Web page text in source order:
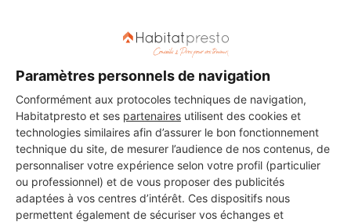
Paramètres personnels de navigation
Conformément aux protocoles techniques de navigation,
Habitatpresto et ses partenaires utilisent des cookies et
technologies similaires afin d’assurer le bon fonctionnement
technique du site, de mesurer l’audience de nos contenus, de
personnaliser votre expérience selon votre profil (particulier
ou professionnel) et de vous proposer des publicités
adaptées à vos centres d’intérêt. Ces dispositifs nous
permettent également de sécuriser vos échanges et
Nanterre
17 ans d'expérience
Voir sa fiche
GOTAM AMENAGEMENT
Nanterre